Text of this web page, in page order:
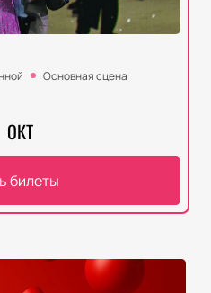
Основная сцена
ОКТ
билеты